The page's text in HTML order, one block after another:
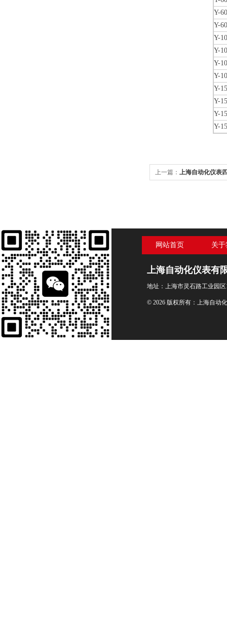
Y-
Y-
Y-
Y-
Y-
Y-
Y-
Y-
Y-
Y-
上一篇： 上海自动化仪表
网站首页 关
上海自动化仪表有
地址：上海市灵石路工业园区
© 2026 版权所有：上海自动